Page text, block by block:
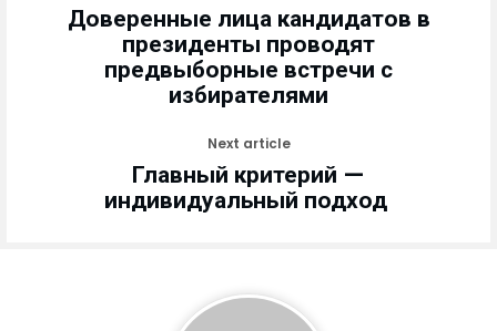
Доверенные лица кандидатов в
президенты проводят
предвыборные встречи с
избирателями
Next article
Главный критерий —
индивидуальный подход